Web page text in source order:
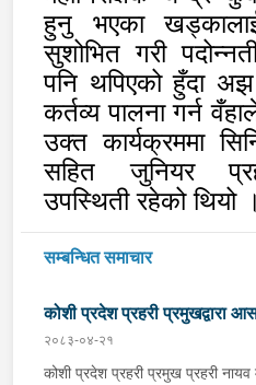
हुनु भएका खड्कालाई
सुशोभित गरी
पनि थपिएको हुँदा
कर्तव्य पालना गर्न
उक्त कार्यक्रममा
सहित जुनियर
उपस्थिती रहेको थियो ।
सम्बन्धित समाचार
कोशी प्रदेश प्रहरी प्रमुखद्वारा
धरानको निरीक्षण
२०८३-०४-२१
कोशी प्रदेश प्रहरी प्रमुख प्रहरी